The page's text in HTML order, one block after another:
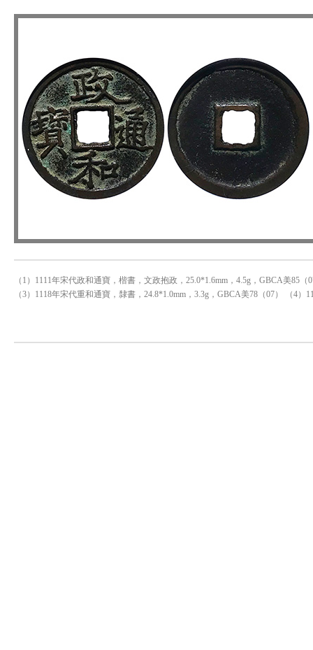
（1）1111年宋代政和通寶，楷書，文政抱政，25.0*1.6mm，4.5g，GBCA美85
（3）1118年宋代重和通寶，隸書，24.8*1.0mm，3.3g，GBCA美78（07） （4